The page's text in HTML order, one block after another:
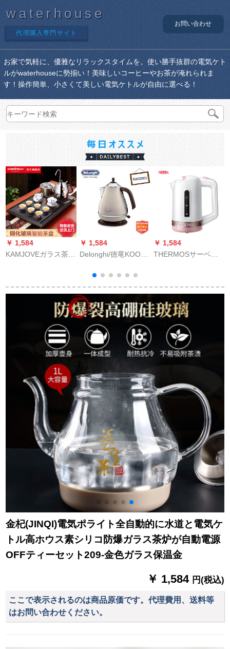
waterhouse
代理購入専門サイト
お問い合わせ
お家で気軽に、優雅なリラックスタイムを。使い勝手抜群の電気ケト
ルがwaterhouseに勢揃い！美味しいコーヒーやお茶が淹れられま
す！操作簡単、小さくて美しい電気ケトルが自由に選べる！
￥ 1,584
KAMJOVEガラス茶器
セットライト自動吸
い上げ茶器L-300 Aと
KP-90茶器P-32バレ
￥ 1,584
Delonghi/徳竜KOO
朝食シリズ304スティ
ンレス大容量電気ケ
トルスープクリーム
白KB 001.BG
￥ 1,584
THERMOSサーベル
用携帯ストラップ小
型电気ケトホワイト
金杞(JINQI)電気ポライト全自動的に水道と電気ケ
トル高ホウス素シリコ防爆ガラス茶炉が自動電源
OFFティーセット209-金色ガラス保温金
￥ 1,584 円(税込)
ここで表示されるのは商品原価です。代理費用、送料等
はお問い合わせください。